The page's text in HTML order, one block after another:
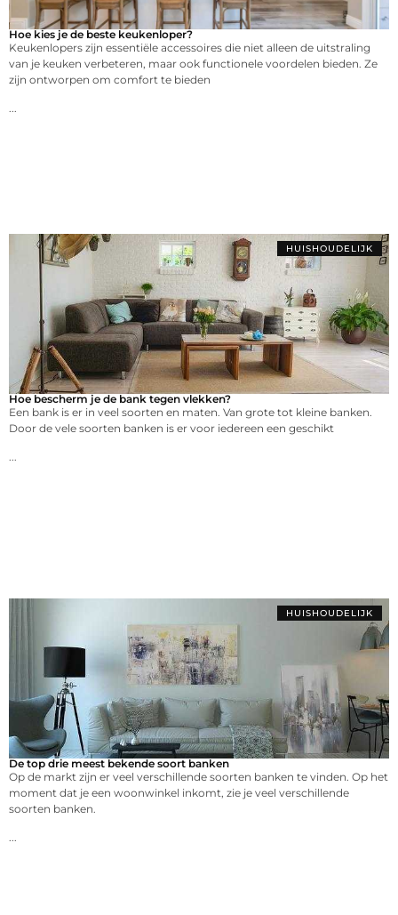
Hoe kies je de beste keukenloper?
Keukenlopers zijn essentiële accessoires die niet alleen de uitstraling
van je keuken verbeteren, maar ook functionele voordelen bieden. Ze
zijn ontworpen om comfort te bieden
...
HUISHOUDELIJK
Hoe bescherm je de bank tegen vlekken?
Een bank is er in veel soorten en maten. Van grote tot kleine banken.
Door de vele soorten banken is er voor iedereen een geschikt
...
HUISHOUDELIJK
De top drie meest bekende soort banken
Op de markt zijn er veel verschillende soorten banken te vinden. Op het
moment dat je een woonwinkel inkomt, zie je veel verschillende
soorten banken.
...